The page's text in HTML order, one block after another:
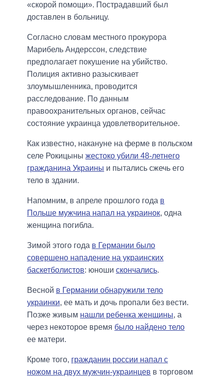
«скорой помощи». Пострадавший был
доставлен в больницу.
Согласно словам местного прокурора
Марибель Андерссон, следствие
предполагает покушение на убийство.
Полиция активно разыскивает
злоумышленника, проводится
расследование. По данным
правоохранительных органов, сейчас
состояние украинца удовлетворительное.
Как известно, накануне на ферме в польском
селе Рокицыны жестоко убили 48-летнего
гражданина Украины и пытались сжечь его
тело в здании.
Напомним, в апреле прошлого года в
Польше мужчина напал на украинок, одна
женщина погибла.
Зимой этого года в Германии было
совершено нападение на украинских
баскетболистов: юноши скончались.
Весной в Германии обнаружили тело
украинки, ее мать и дочь пропали без вести.
Позже живым нашли ребенка женщины, а
через некоторое время было найдено тело
ее матери.
Кроме того, гражданин россии напал с
ножом на двух мужчин-украинцев в торговом